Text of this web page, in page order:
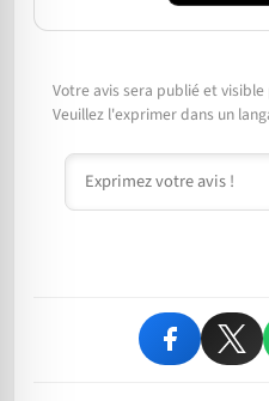
Votre avis sera publié et
Veuillez l'exprimer dans un
Commentaire